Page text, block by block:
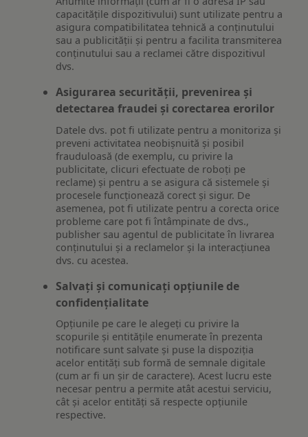
capacitățile dispozitivului) sunt utilizate pentru a
asigura compatibilitatea tehnică a conținutului
sau a publicității și pentru a facilita transmiterea
conținutului sau a reclamei către dispozitivul
dvs.
Asigurarea securității, prevenirea și
detectarea fraudei și corectarea erorilor
Datele dvs. pot fi utilizate pentru a monitoriza și
preveni activitatea neobișnuită și posibil
frauduloasă (de exemplu, cu privire la
publicitate, clicuri efectuate de roboți pe
reclame) și pentru a se asigura că sistemele și
procesele funcționează corect și sigur. De
asemenea, pot fi utilizate pentru a corecta orice
probleme care pot fi întâmpinate de dvs.,
publisher sau agentul de publicitate în livrarea
conținutului și a reclamelor și la interacțiunea
dvs. cu acestea.
Salvați și comunicați opțiunile de
confidențialitate
Opțiunile pe care le alegeți cu privire la
scopurile și entitățile enumerate în prezenta
notificare sunt salvate și puse la dispoziția
acelor entități sub formă de semnale digitale
(cum ar fi un șir de caractere). Acest lucru este
necesar pentru a permite atât acestui serviciu,
cât și acelor entități să respecte opțiunile
respective.